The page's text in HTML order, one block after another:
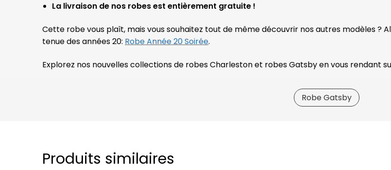
La livraison de nos robes est entièrement gratuite !
Cette robe vous plaît, mais vous souhaitez tout de même découvrir nos autres modèles
tenue des années 20: Robe Année 20 Soirée.
Explorez nos nouvelles collections de robes Charleston et robes Gatsby en vous rendant
Robe Gatsby
Produits similaires